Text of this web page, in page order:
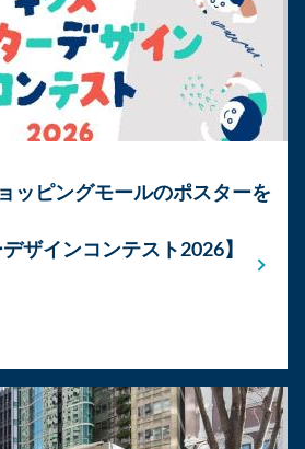
ッピングモールのポスターを
ザインコンテスト2026】